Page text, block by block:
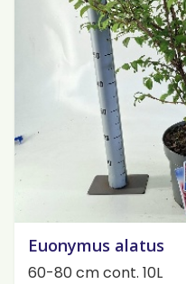
Euonymus alatus
60-80 cm cont. 10L